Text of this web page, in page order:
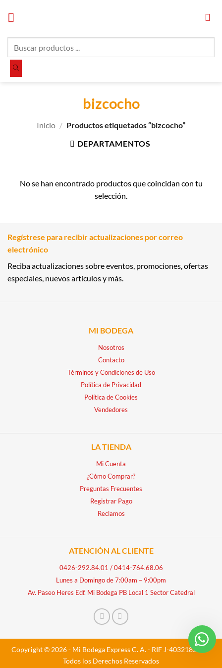
productos
bizcocho
Inicio / Productos etiquetados “bizcocho”
DEPARTAMENTOS
No se han encontrado productos que coincidan con tu
selección.
Regístrese para recibir actualizaciones por correo
electrónico
Reciba actualizaciones sobre eventos, promociones, ofertas
especiales, nuevos artículos y más.
MI BODEGA
Nosotros
Contacto
Términos y Condiciones de Uso
Política de Privacidad
Política de Cookies
Vendedores
LA TIENDA
Mi Cuenta
¿Cómo Comprar?
Preguntas Frecuentes
Registrar Pago
Reclamos
ATENCIÓN AL CLIENTE
0426-292.84.01 /0414-764.68.06
Lunes a Domingo de 7:00am – 9:00pm
Av. Paseo Heres Edf. Mi Bodega PB Local 1 Sector Catedral
Copyright © 2026 - Mi Bodega Express C. A. - RIF J-40321828-5 -
Todos los Derechos Reservados